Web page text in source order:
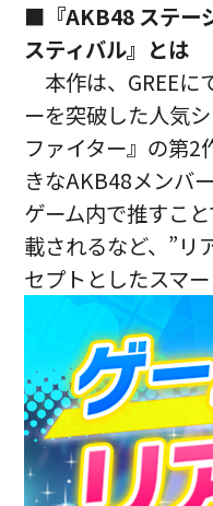
■『AKB48 ステー
スティバル』とは
本作は、GREE
ーを突破した人気
ファイター』の第2
きなAKB48メンバ
ゲーム内で推すこ
載されるなど、”リ
セプトとしたスマ